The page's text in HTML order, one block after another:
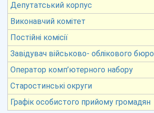
Депутатський корпус
Виконавчий комітет
Постійні комісії
Завідувач військово- облікового бюро
Оператор комп’ютерного набору
Старостинські округи
Графік особистого прийому громадян